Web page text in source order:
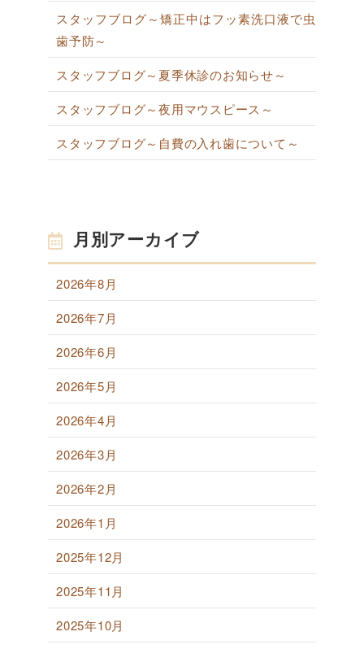
スタッフブログ～矯正中はフッ素洗口液で虫
歯予防～
スタッフブログ～夏季休診のお知らせ～
スタッフブログ～夜用マウスピース～
スタッフブログ～自費の入れ歯について～
月別アーカイブ
2026年8月
2026年7月
2026年6月
2026年5月
2026年4月
2026年3月
2026年2月
2026年1月
2025年12月
2025年11月
2025年10月